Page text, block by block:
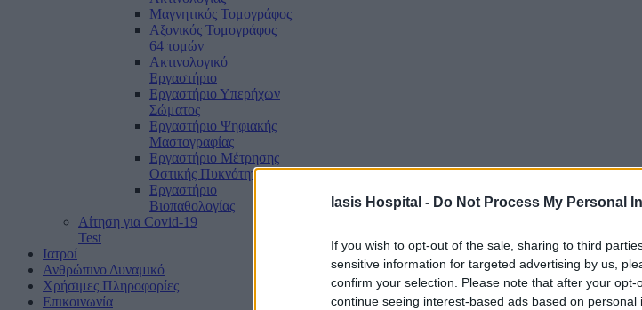
Iasis Hospital - Do Not Process My Personal
If you wish to opt-out of the sale, sharing to third
sensitive information for targeted advertising by us,
confirm your selection. Please note that after your
continue seeing interest-based ads based on
Μαγνητικός Τομογράφος
Αξονικός Τομογράφος
64 τομών
Ακτινολογικό
Εργαστήριο
Εργαστήριο Υπερήχων
Σώματος
Εργαστήριο Ψηφιακής
Μαστογραφίας
Εργαστήριο Μέτρησης
Οστικής Πυκνότητας
Εργαστήριο
Βιοπαθολογίας
Αίτηση για Covid-19
Test
Ιατροί
Ανθρώπινο Δυναμικό
Χρήσιμες Πληροφορίες
Επικοινωνία